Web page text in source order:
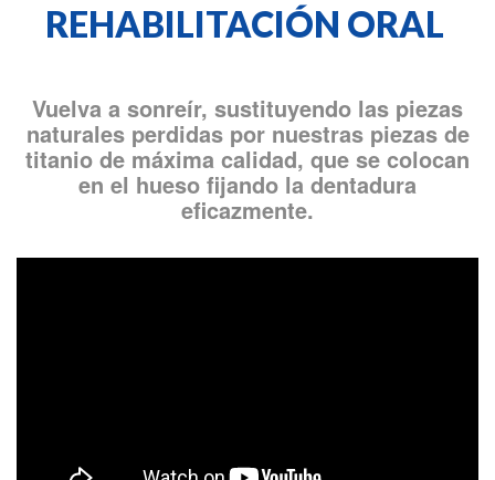
REHABILITACIÓN ORAL
Vuelva a sonreír, sustituyendo las piezas
naturales perdidas por nuestras piezas de
titanio de máxima calidad, que se colocan
en el hueso fijando la dentadura
eficazmente.